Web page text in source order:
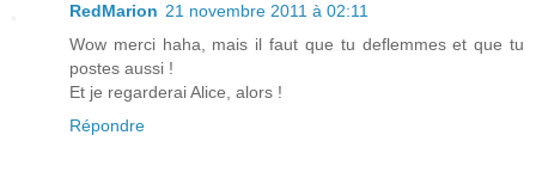
RedMarion 21 novembre 2011 à 02:11
Wow merci haha, mais il faut que tu deflemmes et que tu
postes aussi !
Et je regarderai Alice, alors !
Répondre